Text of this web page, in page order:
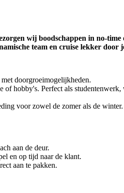
wij boodschappen in no-
team en cruise lekker door
doorgroeimogelijkheden.
hobby's. Perfect als
voor zowel de zomer als de winter.
aan de deur.
en op tijd naar de klant.
aan te pakken.